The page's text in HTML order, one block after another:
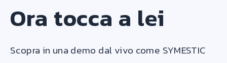
Ora tocca a lei
Scopra in una demo dal vivo come SYMESTIC